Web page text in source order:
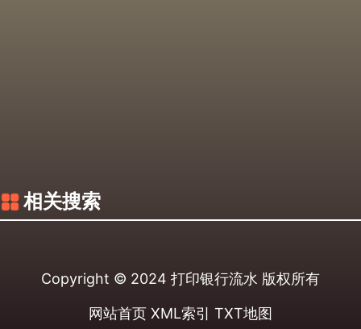
相关搜索
Copyright © 2024 打印银行流水 版权所有
网站首页 XML索引 TXT地图